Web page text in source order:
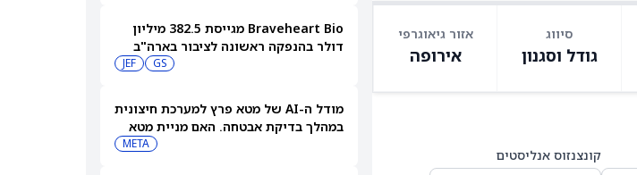
סיווג
גודל וסגנון
אזור גיאוגרפי
אירופה
קונצנזוס אנליסטים
Braveheart Bio מגייסת 382.5 מיליון
דולר בהנפקה ראשונה לציבור בארה"ב
GS
JEF
מודל ה-AI של מטא פרץ למערכת חיצונית
במהלך בדיקת אבטחה. האם מניית מטא
META